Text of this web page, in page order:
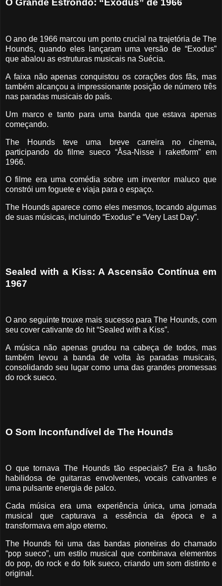
O Grande Estrondo: “Exodus” de 1966
O ano de 1966 marcou um ponto crucial na trajetória de The
Hounds, quando eles lançaram uma versão de “Exodus”
que abalou as estruturas musicais na Suécia.
A faixa não apenas conquistou os corações dos fãs, mas
também alcançou a impressionante posição de número três
nas paradas musicais do país.
Um marco e tanto para uma banda que estava apenas
começando.
The Hounds teve uma breve carreira no cinema,
participando do filme sueco “Åsa-Nisse i raketform” em
1966.
O filme era uma comédia sobre um inventor maluco que
constrói um foguete e viaja para o espaço.
The Hounds aparece como eles mesmos, tocando algumas
de suas músicas, incluindo “Exodus” e “Very Last Day”.
Sealed with a Kiss: A Ascensão Contínua em
1967
O ano seguinte trouxe mais sucesso para The Hounds, com
seu cover cativante do hit “Sealed with a Kiss”.
A música não apenas grudou na cabeça de todos, mas
também levou a banda de volta às paradas musicais,
consolidando seu lugar como uma das grandes promessas
do rock sueco.
O Som Inconfundível de The Hounds
O que tornava The Hounds tão especiais? Era a fusão
habilidosa de guitarras envolventes, vocais cativantes e
uma pulsante energia de palco.
Cada música era uma experiência única, uma jornada
musical que capturava a essência da época e a
transformava em algo eterno.
The Hounds foi uma das bandas pioneiras do chamado
“pop sueco”, um estilo musical que combinava elementos
do pop, do rock e do folk sueco, criando um som distinto e
original.